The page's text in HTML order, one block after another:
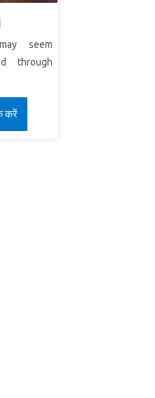
seem
through
करें